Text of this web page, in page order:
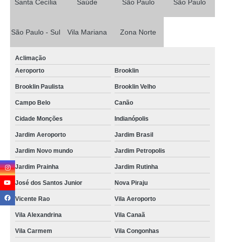
Santa Cecília Saúde São Paulo São Paulo
São Paulo - Sul Vila Mariana Zona Norte
Aclimação
Aeroporto
Brooklin
Brooklin Paulista Brooklin Velho
Campo Belo Canão
Cidade Monções Indianópolis
Jardim Aeroporto Jardim Brasil
Jardim Novo mundo Jardim Petropolis
Jardim Prainha Jardim Rutinha
José dos Santos Junior Nova Piraju
Vicente Rao Vila Aeroporto
Vila Alexandrina Vila Canaã
Vila Carmem Vila Congonhas